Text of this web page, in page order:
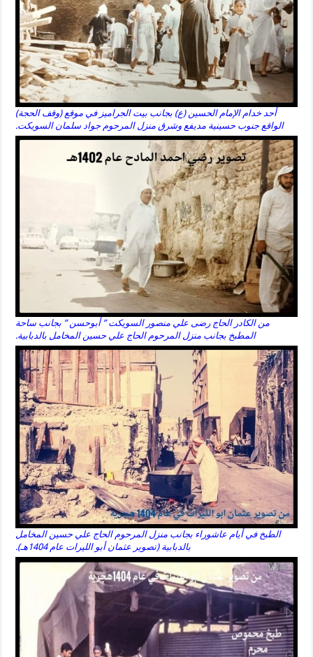
أحد خدام الإمام الحسين (ع) بجانب بيت الجراميز في موقع (وقف الحجة)
الواقع جنوب حسينية مديفع وشرق منزل المرحوم جواد سلمان السويكت.
من الكادر الحاج رضى علي منصور السويكت ” أبوحسن ” بجانب ساحة
المطبخ بجانب منزل المرحوم الحاج علي حسين المخامل بالدبابية.
الطبخ في أيام عاشوراء بجانب منزل المرحوم الحاج علي حسين المخامل
بالدبابية (تصوير عثمان أبو الليرات عام 1404هـ).